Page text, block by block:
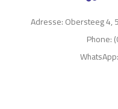
Adresse: Obersteeg 4,
Phone: